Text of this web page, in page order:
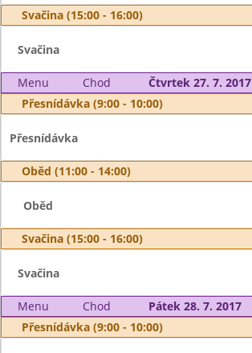
Svačina (15:00 - 16:00)
Svačina
Menu Chod
Čtvrtek 27. 7. 2017
Přesnídávka (9:00 - 10:00)
Přesnídávka
Oběd (11:00 - 14:00)
Oběd
Svačina (15:00 - 16:00)
Svačina
Menu Chod
Pátek 28. 7. 2017
Přesnídávka (9:00 - 10:00)